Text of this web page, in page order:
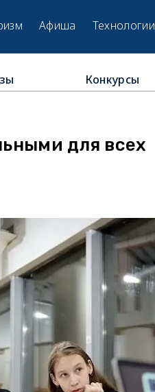
Афиша Технологии
Конкурсы
для всех